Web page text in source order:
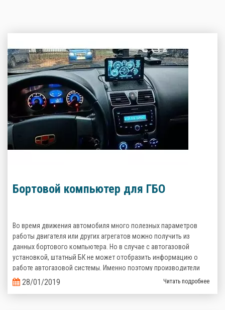
Бортовой компьютер для ГБО
Во время движения автомобиля много полезных параметров
работы двигателя или других агрегатов можно получить из
данных бортового компьютера. Но в случае с автогазовой
установкой, штатный БК не может отобразить информацию о
работе автогазовой системы. Именно поэтому производители
газобаллонного оборудования предлагают альтернативные
варианты.
28/01/2019 Читать подробнее